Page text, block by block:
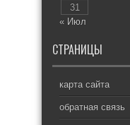
31
« Июл
СТРАНИЦЫ
карта сайта
обратная связь